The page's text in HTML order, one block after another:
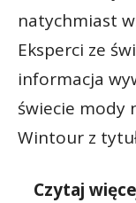
natychmiast
Eksperci ze
informacja
świecie mody
Wintour z
Czytaj